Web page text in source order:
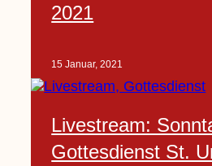
2021
15 Januar, 2021
Livestream:
Gottesdienst St.